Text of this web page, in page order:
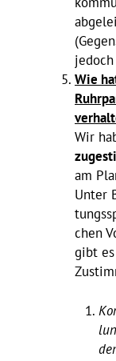
Wie
Wir
am
Unter
chen
gibt